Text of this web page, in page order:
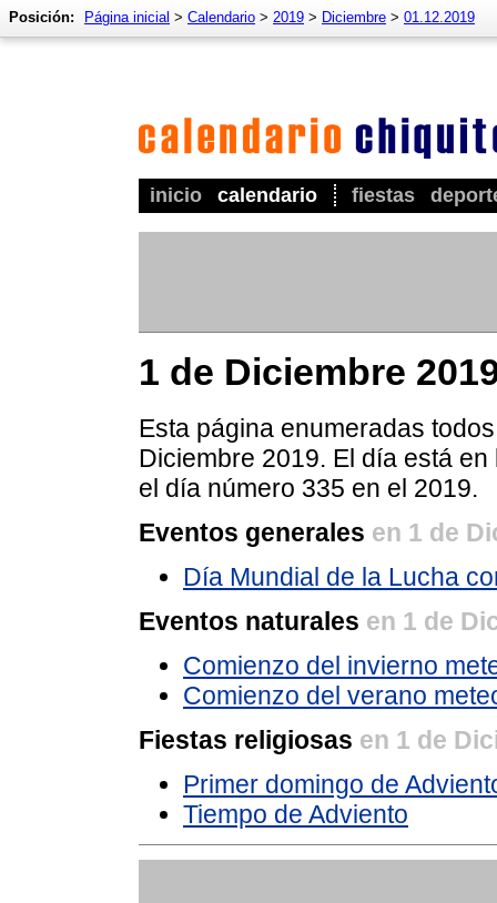
inicio calendario fiestas
Posición: Página inicial > Calendario > 2019 > Diciembre > 01.12.2019
1 de Diciembre
Esta página enumeradas
Diciembre 2019. El día está
el día número 335 en el 2019.
Eventos generales en 1 de
Día Mundial de la Lucha
Eventos naturales en 1 de
Comienzo del invierno
Comienzo del verano
Fiestas religiosas en 1 de
Primer domingo de
Tiempo de Adviento